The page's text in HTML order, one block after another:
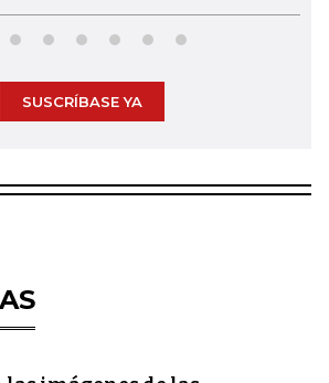
SUSCRÍBASE YA